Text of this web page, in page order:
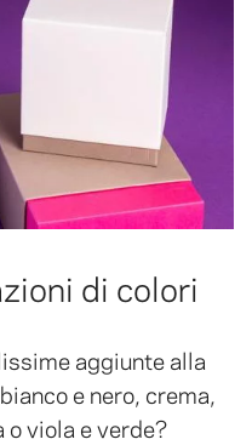
di colori
aggiunte alla
e nero, crema,
o viola e verde?